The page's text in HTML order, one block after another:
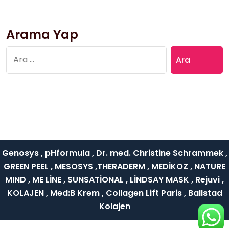
Arama Yap
Genosys , pHformula , Dr. med. Christine Schrammek ,
GREEN PEEL , MESOSYS ,THERADERM , MEDİKOZ , NATURE
MIND , ME LİNE , SUNSATİONAL , LİNDSAY MASK , Rejuvi ,
KOLAJEN , Med:B Krem , Collagen Lift Paris , Ballstad
Kolajen